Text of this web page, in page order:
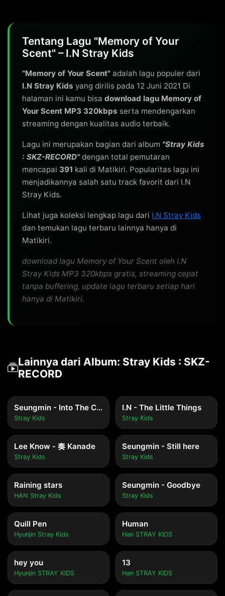
Tentang Lagu "Memory of Your
Scent" – I.N Stray Kids
"Memory of Your Scent" adalah lagu populer dari
I.N Stray Kids yang dirilis pada 12 Juni 2021 Di
halaman ini kamu bisa download lagu Memory of
Your Scent MP3 320kbps serta mendengarkan
streaming dengan kualitas audio terbaik.
Lagu ini merupakan bagian dari album "Stray Kids
: SKZ-RECORD"dengan total pemutaran
mencapai 391 kali di Matikiri. Popularitas lagu ini
menjadikannya salah satu track favorit dari I.N
Stray Kids.
Lihat juga koleksi lengkap lagu dari I.N Stray Kids
dan temukan lagu terbaru lainnya hanya di
Matikiri.
download lagu Memory of Your Scent oleh I.N
Stray Kids MP3 320kbps gratis, streaming cepat
tanpa buffering, update lagu terbaru setiap hari
hanya di Matikiri.
Lainnya dari Album: Stray Kids : SKZ-
RECORD
Seungmin - Into The Current
Stray Kids
I.N - The Little Things
Stray Kids
Lee Know - 奏 Kanade
Stray Kids
Seungmin - Still here
Stray Kids
Raining stars
HAN Stray Kids
Seungmin - Goodbye
Stray Kids
Quill Pen
Hyunjin Stray Kids
Human
Han STRAY KIDS
hey you
Hyunjin STRAY KIDS
13
Han STRAY KIDS